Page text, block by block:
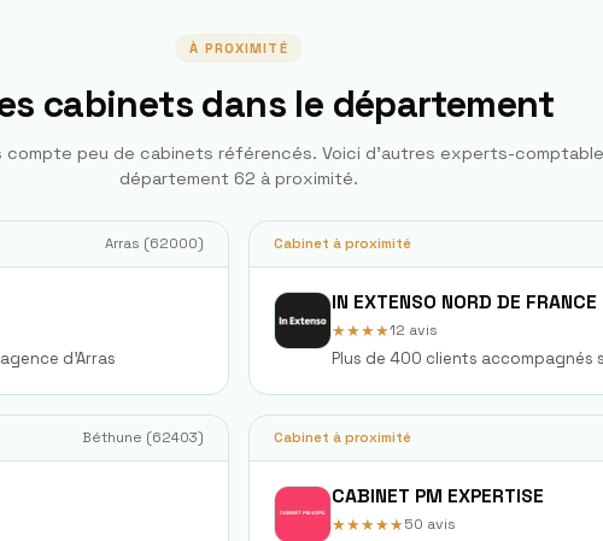
À PROXIMITÉ
cabinets dans le département
compte peu de cabinets référencés. Voici d'autres experts-
département 62 à proximité.
Arras (62000)
d'Arras
Cabinet à proximité
IN EXTENSO NORD DE FRANCE
★★★★12 avis
Plus de 400 clients
Béthune (62403) Cabinet à proximité
CABINET PM EXPERTISE
★★★★★50 avis